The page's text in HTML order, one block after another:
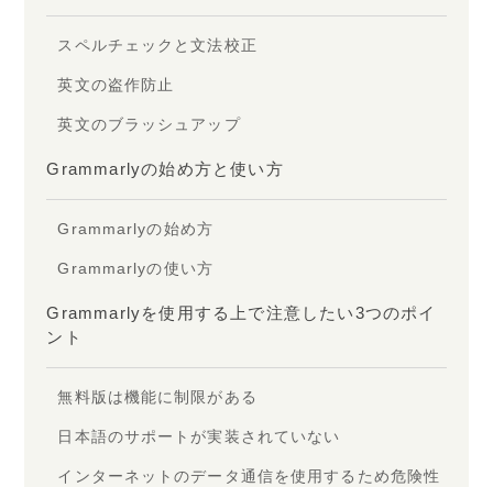
スペルチェックと文法校正
英文の盗作防止
英文のブラッシュアップ
Grammarlyの始め方と使い方
Grammarlyの始め方
Grammarlyの使い方
Grammarlyを使用する上で注意したい3つのポイ
ント
無料版は機能に制限がある
日本語のサポートが実装されていない
インターネットのデータ通信を使用するため危険性